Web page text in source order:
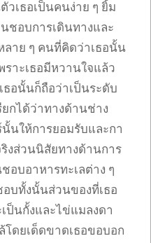
วเธอเป็นคนง่าย ๆ ยิ้ม
ชอบการเดินทางและ
ลาย ๆ คนที่คิดว่าเธอนั้น
ราะเธอมีหวานใจแล้ว
ธอนั้นก็ถือว่าเป็นระดับ
กได้ว่าทางด้านช่าง
นให้การยอมรับและกา
งส่วนนิสัยทางด้านการ
อบอาหารทะเลต่าง ๆ
อบทั้งนั้นส่วนของที่เธอ
ป็นกั้งและไข่แมลงดา
โดยเด็ดขาดเธอขอบอก